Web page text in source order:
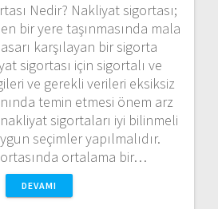
Nedir? Nakliyat sigortası;
bir yere taşınmasında mala
karşılayan bir sigorta
sigortası için sigortalı ve
ve gerekli verileri eksiksiz
temin etmesi önem arz
sigortaları iyi bilinmeli
seçimler yapılmalıdır.
ortalama bir…
DEVAMI